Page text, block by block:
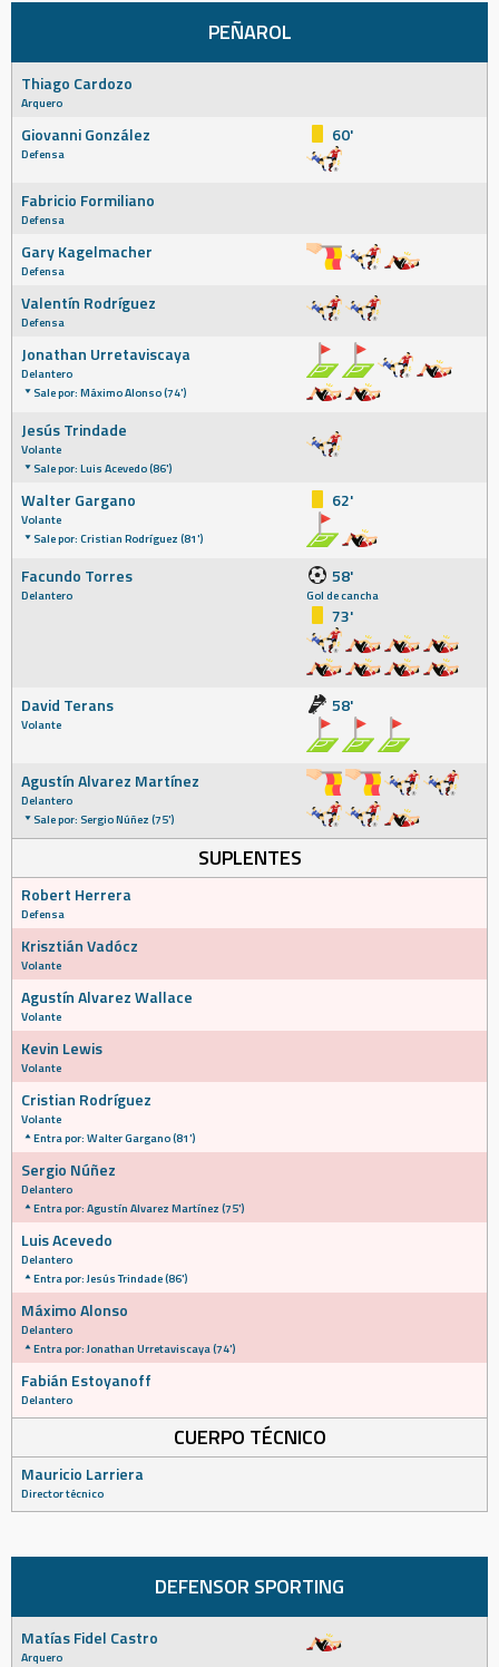
PEÑAROL
Thiago Cardozo
Arquero
Giovanni González
Defensa
60'
Fabricio Formiliano
Defensa
Gary Kagelmacher
Defensa
Valentín Rodríguez
Defensa
Jonathan Urretaviscaya
Delantero
Sale por: Máximo Alonso (74')
Jesús Trindade
Volante
Sale por: Luis Acevedo (86')
Walter Gargano
Volante
Sale por: Cristian Rodríguez (81')
62'
Facundo Torres
Delantero
58'
Gol de cancha
73'
David Terans
Volante
58'
Agustín Alvarez Martínez
Delantero
Sale por: Sergio Núñez (75')
SUPLENTES
Robert Herrera
Defensa
Krisztián Vadócz
Volante
Agustín Alvarez Wallace
Volante
Kevin Lewis
Volante
Cristian Rodríguez
Volante
Entra por: Walter Gargano (81')
Sergio Núñez
Delantero
Entra por: Agustín Alvarez Martínez (75')
Luis Acevedo
Delantero
Entra por: Jesús Trindade (86')
Máximo Alonso
Delantero
Entra por: Jonathan Urretaviscaya (74')
Fabián Estoyanoff
Delantero
CUERPO TÉCNICO
Mauricio Larriera
Director técnico
DEFENSOR SPORTING
Matías Fidel Castro
Arquero